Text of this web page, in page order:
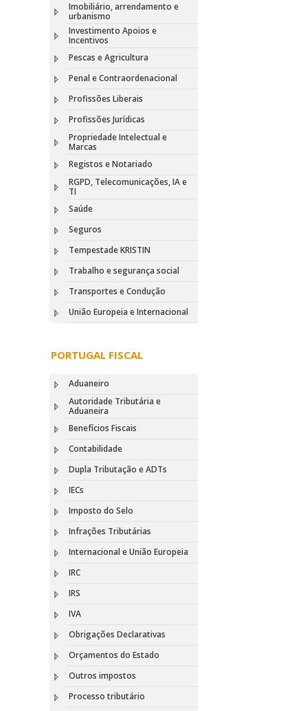
Imobiliário, arrendamento e
urbanismo
Investimento Apoios e
Incentivos
Pescas e Agricultura
Penal e Contraordenacional
Profissões Liberais
Profissões Jurídicas
Propriedade Intelectual e
Marcas
Registos e Notariado
RGPD, Telecomunicações, IA e
TI
Saúde
Seguros
Tempestade KRISTIN
Trabalho e segurança social
Transportes e Condução
União Europeia e Internacional
PORTUGAL FISCAL
Aduaneiro
Autoridade Tributária e
Aduaneira
Benefícios Fiscais
Contabilidade
Dupla Tributação e ADTs
IECs
Imposto do Selo
Infrações Tributárias
Internacional e União Europeia
IRC
IRS
IVA
Obrigações Declarativas
Orçamentos do Estado
Outros impostos
Processo tributário